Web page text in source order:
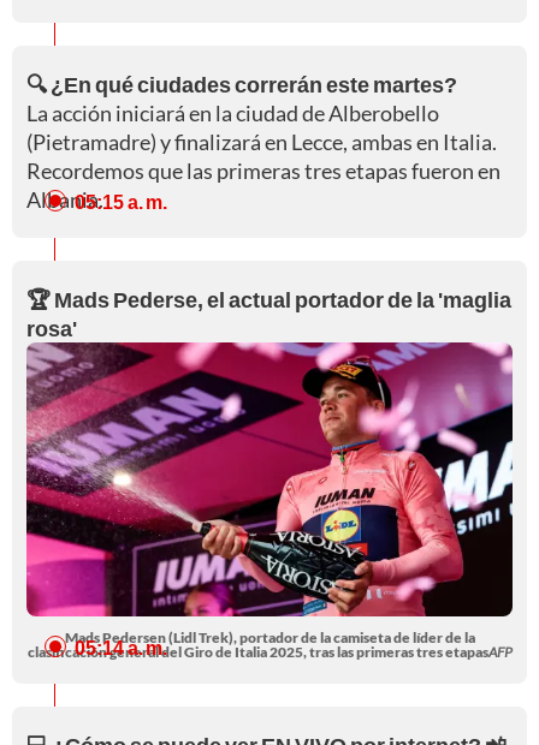
🔍 ¿En qué ciudades correrán este martes?
La acción iniciará en la ciudad de Alberobello
(Pietramadre) y finalizará en Lecce, ambas en Italia.
Recordemos que las primeras tres etapas fueron en
Albania.05:15 a. m.
🏆 Mads Pederse, el actual portador de la 'maglia
rosa'
Mads Pedersen (Lidl Trek), portador de la camiseta de líder de la
clasificación general del Giro de Italia 2025, tras las primeras tres etapasAFP
05:14 a. m.